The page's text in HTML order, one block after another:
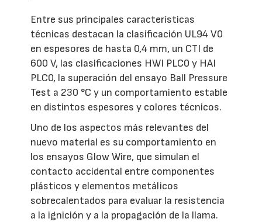
Entre sus principales características
técnicas destacan la clasificación UL94 V0
en espesores de hasta 0,4 mm, un CTI de
600 V, las clasificaciones HWI PLC0 y HAI
PLC0, la superación del ensayo Ball Pressure
Test a 230 °C y un comportamiento estable
en distintos espesores y colores técnicos.
Uno de los aspectos más relevantes del
nuevo material es su comportamiento en
los ensayos Glow Wire, que simulan el
contacto accidental entre componentes
plásticos y elementos metálicos
sobrecalentados para evaluar la resistencia
a la ignición y a la propagación de la llama.